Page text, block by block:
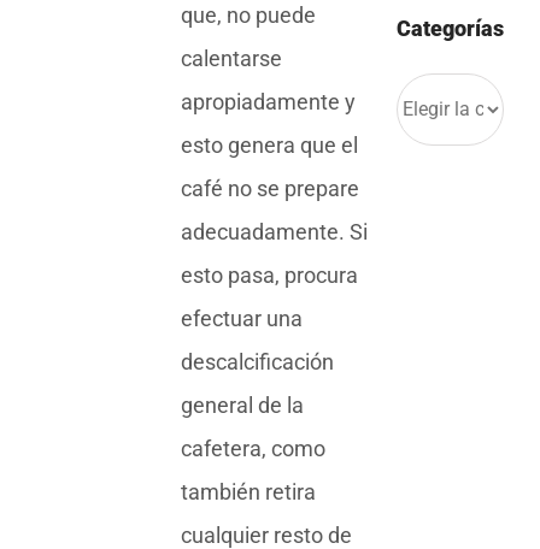
que, no puede
calentarse
apropiadamente y
esto genera que el
café no se prepare
adecuadamente. Si
esto pasa, procura
efectuar una
descalcificación
general de la
cafetera, como
también retira
cualquier resto de
Categorías
Categorías